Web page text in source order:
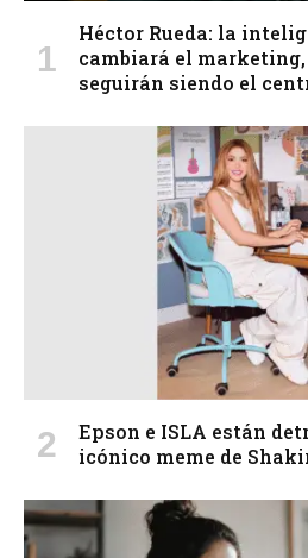
Héctor Rueda: la
cambiará el
seguirán siendo el
Epson e ISLA están
icónico meme de